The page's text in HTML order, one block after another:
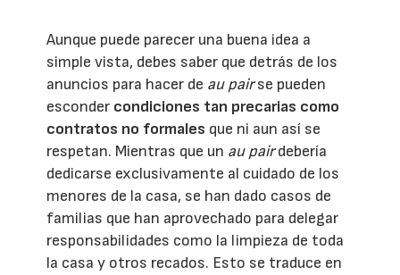
Aunque puede parecer una buena idea a
simple vista, debes saber que detrás de los
anuncios para hacer de au pairse pueden
esconder condiciones tan precarias como
contratos no formales que ni aun así se
respetan. Mientras que un au pairdebería
dedicarse exclusivamente al cuidado de los
menores de la casa, se han dado casos de
familias que han aprovechado para delegar
responsabilidades como la limpieza de toda
la casa y otros recados. Esto se traduce en